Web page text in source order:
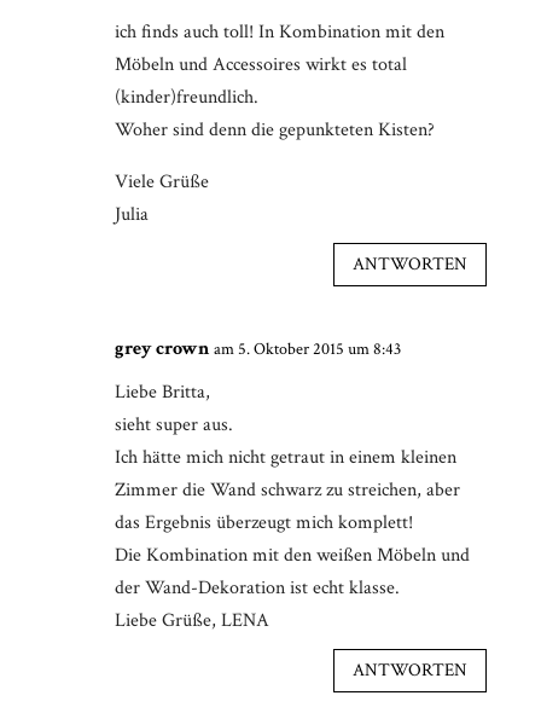
ich finds auch toll! In Kombination mit den
Möbeln und Accessoires wirkt es total
(kinder)freundlich.
Woher sind denn die gepunkteten Kisten?
Viele Grüße
Julia
ANTWORTEN
grey crown am 5. Oktober 2015 um 8:43
Liebe Britta,
sieht super aus.
Ich hätte mich nicht getraut in einem kleinen
Zimmer die Wand schwarz zu streichen, aber
das Ergebnis überzeugt mich komplett!
Die Kombination mit den weißen Möbeln und
der Wand-Dekoration ist echt klasse.
Liebe Grüße, LENA
ANTWORTEN